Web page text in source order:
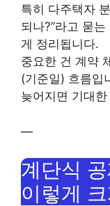
특히 다주택자
되나?”라고 묻
게 정리됩니다.
중요한 건 계약
(기준일) 흐름입
늦어지면 기대
—
계단식
이렇게